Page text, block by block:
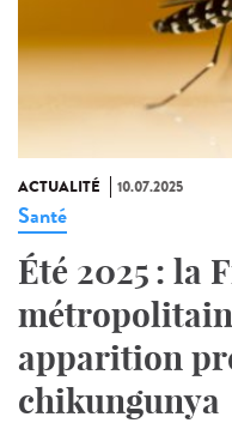
ACTUALITÉ 10.07.2025
Santé
Été 2025 : la
apparition
chikungunya